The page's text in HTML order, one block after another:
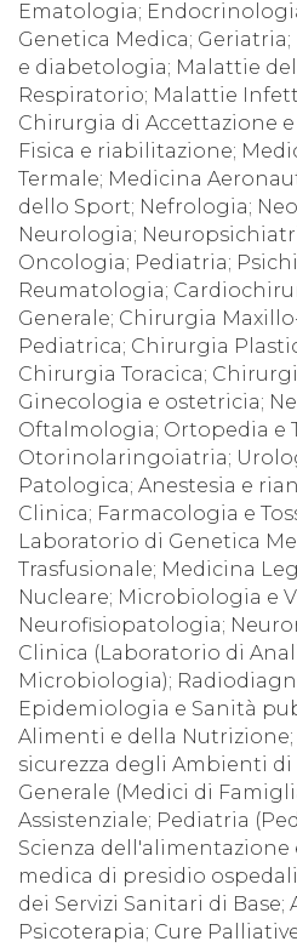
Ematologia;
Genetica Medica;
e diabetologia; Malattie
Respiratorio; Malattie
Chirurgia di Accettazione
Fisica e riabilitazione;
Termale; Medicina
dello Sport; Nefrologia;
Neurologia;
Oncologia; Pediatria;
Reumatologia;
Generale; Chirurgia
Pediatrica; Chirurgia
Chirurgia Toracica;
Ginecologia e ostetricia;
Oftalmologia; Ortopedia e
Otorinolaringoiatria;
Patologica; Anestesia e
Clinica; Farmacologia e
Laboratorio di Genetica
Trasfusionale; Medicina
Nucleare; Microbiologia e
Neurofisiopatologia;
Clinica (Laboratorio di
Microbiologia);
Epidemiologia e Sanità
Alimenti e della
sicurezza degli Ambienti di
Generale (Medici di
Assistenziale; Pediatria
Scienza dell'alimentazione
medica di presidio
dei Servizi Sanitari di
Psicoterapia; Cure